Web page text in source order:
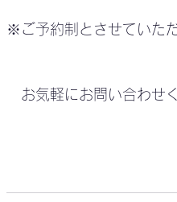
※ご予約制とさせていた
お気軽にお問い合わせく